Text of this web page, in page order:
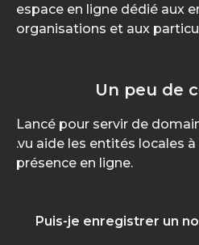
espace en ligne dédié aux
organisations et aux
Un peu de
Lancé pour servir de
.vu aide les entités locales
présence en ligne.
Puis-je enregistrer un